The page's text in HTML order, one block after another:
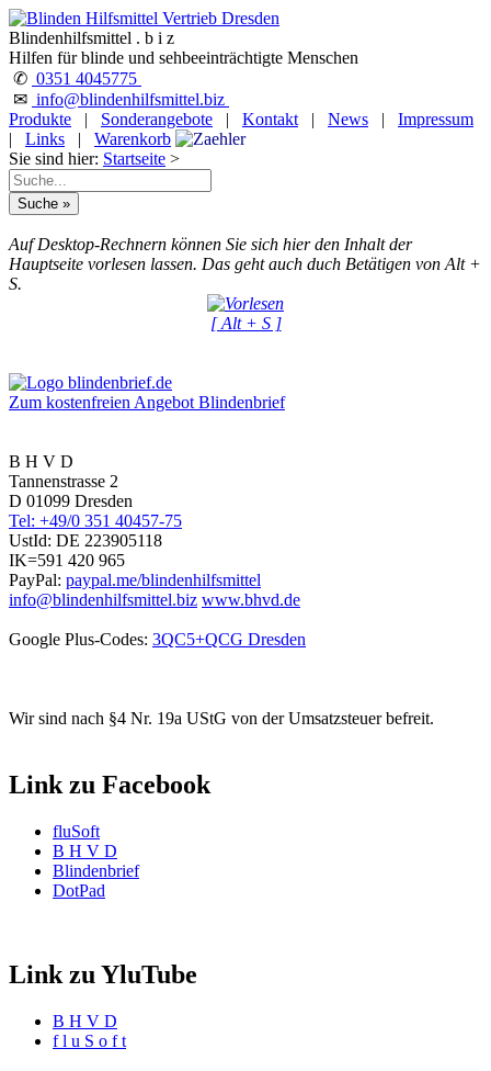
Blindenhilfsmittel . b i z
Hilfen für blinde und sehbeeinträchtigte Menschen
✆ 0351 4045775
✉ info@blindenhilfsmittel.biz
Produkte
| Sonderangebote | Kontakt | News |
Impressum
|
Links |
Warenkorb
Sie sind hier: Startseite >
Auf Desktop-Rechnern können Sie sich hier den Inhalt der
Hauptseite vorlesen lassen. Das geht auch duch Betätigen von Alt +
S.
[ Alt + S ]
Zum kostenfreien Angebot Blindenbrief
B H V D
Tannenstrasse 2
D 01099 Dresden
Tel: +49/0 351 40457-75
UstId: DE 223905118
IK=591 420 965
PayPal: paypal.me/blindenhilfsmittel
info@blindenhilfsmittel.biz www.bhvd.de
Google Plus-Codes: 3QC5+QCG Dresden
Wir sind nach §4 Nr. 19a UStG von der Umsatzsteuer befreit.
Link zu Facebook
fluSoft
B H V D
Blindenbrief
DotPad
Link zu YluTube
B H V D
f l u S o f t